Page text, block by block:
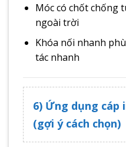
Móc có chốt chống
ngoài trời
Khóa nối nhanh
tác nhanh
6) Ứng dụng cáp
(gợi ý cách chọn)